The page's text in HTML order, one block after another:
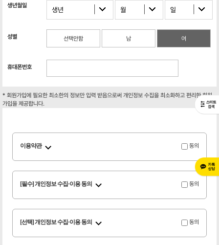
생년월일
생년 월 일
성별 선택안함 남 여
휴대폰번호
* 회원가입에 필요한 최소한의 정보만 입력 받음으로써 개인정보 수집을 최소화하고 편리한 회원
가입을 제공합니다.
이용약관 동의
[필수] 개인정보 수집·이용 동의 동의
[선택] 개인정보 수집·이용 동의 동의